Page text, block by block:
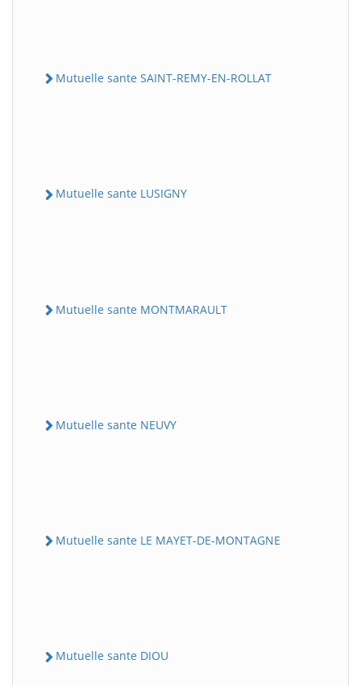
Mutuelle sante SAINT-REMY-EN-ROLLAT
Mutuelle sante LUSIGNY
Mutuelle sante MONTMARAULT
Mutuelle sante NEUVY
Mutuelle sante LE MAYET-DE-MONTAGNE
Mutuelle sante DIOU